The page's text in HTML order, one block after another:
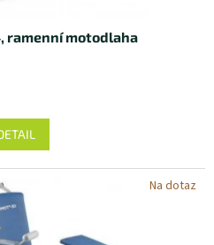
ramenní motodlaha
Na dotaz